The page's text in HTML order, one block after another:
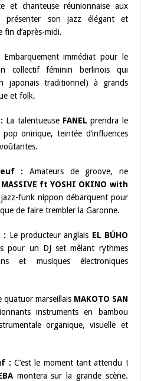
et chanteuse réunionnaise aux
présenter son jazz élégant et
fin d’après-midi.
Embarquement immédiat pour le
collectif féminin berlinois qui
japonais traditionnel) à grands
et folk.
La talentueuse FANEL prendra le
onirique, teintée d’influences
: Amateurs de groove, ne
MASSIVE ft YOSHI OKINO with
funk nippon débarquent pour
de faire trembler la Garonne.
: Le producteur anglais EL BÚHO
pour un DJ set mêlant rythmes
et musiques électroniques
quatuor marseillais MAKOTO SAN
instruments en bambou
organique, visuelle et
: C’est le moment tant attendu !
montera sur la grande scène.